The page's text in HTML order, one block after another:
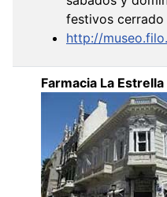
festivos cerrado
http://
Farmacia La Estrella